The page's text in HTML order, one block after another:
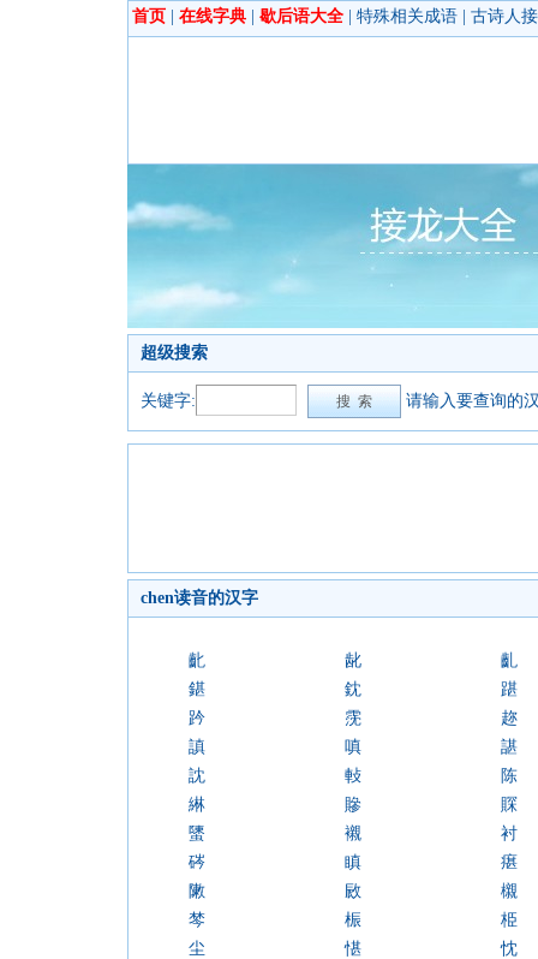
首页 在线字典 歇后语大全 特殊相关成语 古诗人
超级搜索
关键字: 请输入要查询的
chen读音的汉字
齔 龀
齓
鍖
鈂
踸
趻
霃
趂
謓
嗔
諶
訦
軙
陈
綝
贂
賝
螴
襯
衬
硶
瞋
瘎
敶
敐
櫬
棽
桭
栕
尘
愖
忱